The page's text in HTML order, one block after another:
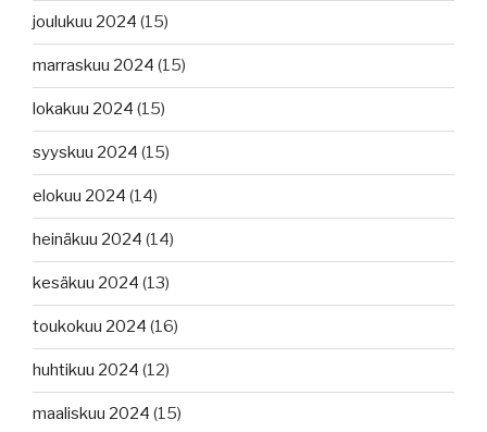
joulukuu 2024 (15)
marraskuu 2024 (15)
lokakuu 2024 (15)
syyskuu 2024 (15)
elokuu 2024 (14)
heinäkuu 2024 (14)
kesäkuu 2024 (13)
toukokuu 2024 (16)
huhtikuu 2024 (12)
maaliskuu 2024 (15)